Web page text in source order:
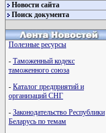
Новости сайта
Поиск документа
Полезные ресурсы
- Таможенный кодекс
таможенного союза
- Каталог предприятий и
организаций СНГ
- Законодательство Республики
Беларусь по темам